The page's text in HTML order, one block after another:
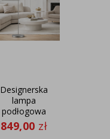
Designerska
lampa
podłogowa
na wysięgniku
CANCUN
849,00 zł